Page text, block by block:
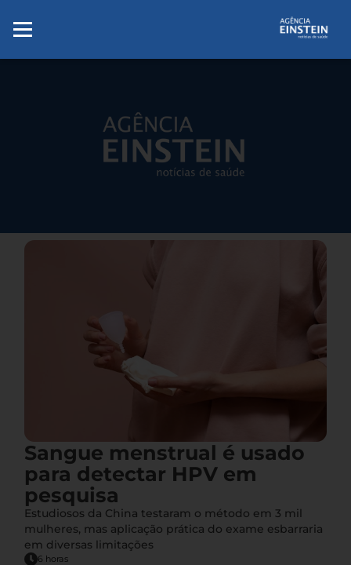
Sangue menstrual é usado
para detectar HPV em
pesquisa
Estudiosos da China testaram o método em 3 mil
mulheres, mas aplicação prática do exame esbarraria
em diversas limitações
6 horas